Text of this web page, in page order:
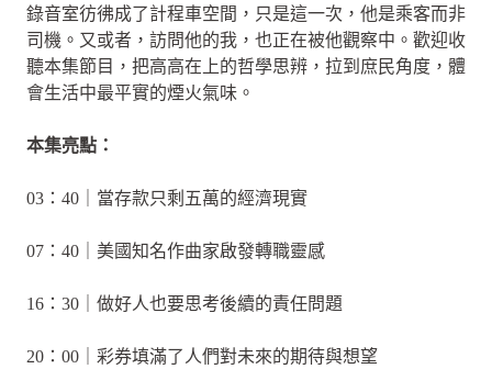
錄音室彷彿成了計程車空間，只是這一次，他是乘客而非
司機。又或者，訪問他的我，也正在被他觀察中。歡迎收
聽本集節目，把高高在上的哲學思辨，拉到庶民角度，體
會生活中最平實的煙火氣味。
本集亮點：
03：40｜當存款只剩五萬的經濟現實
07：40｜美國知名作曲家啟發轉職靈感
16：30｜做好人也要思考後續的責任問題
20：00｜彩券填滿了人們對未來的期待與想望